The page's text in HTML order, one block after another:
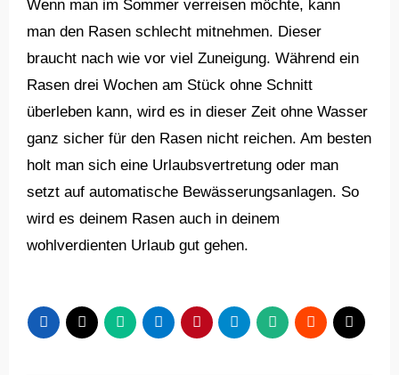
Wenn man im Sommer verreisen möchte, kann
man den Rasen schlecht mitnehmen. Dieser
braucht nach wie vor viel Zuneigung. Während ein
Rasen drei Wochen am Stück ohne Schnitt
überleben kann, wird es in dieser Zeit ohne Wasser
ganz sicher für den Rasen nicht reichen. Am besten
holt man sich eine Urlaubsvertretung oder man
setzt auf automatische Bewässerungsanlagen. So
wird es deinem Rasen auch in deinem
wohlverdienten Urlaub gut gehen.